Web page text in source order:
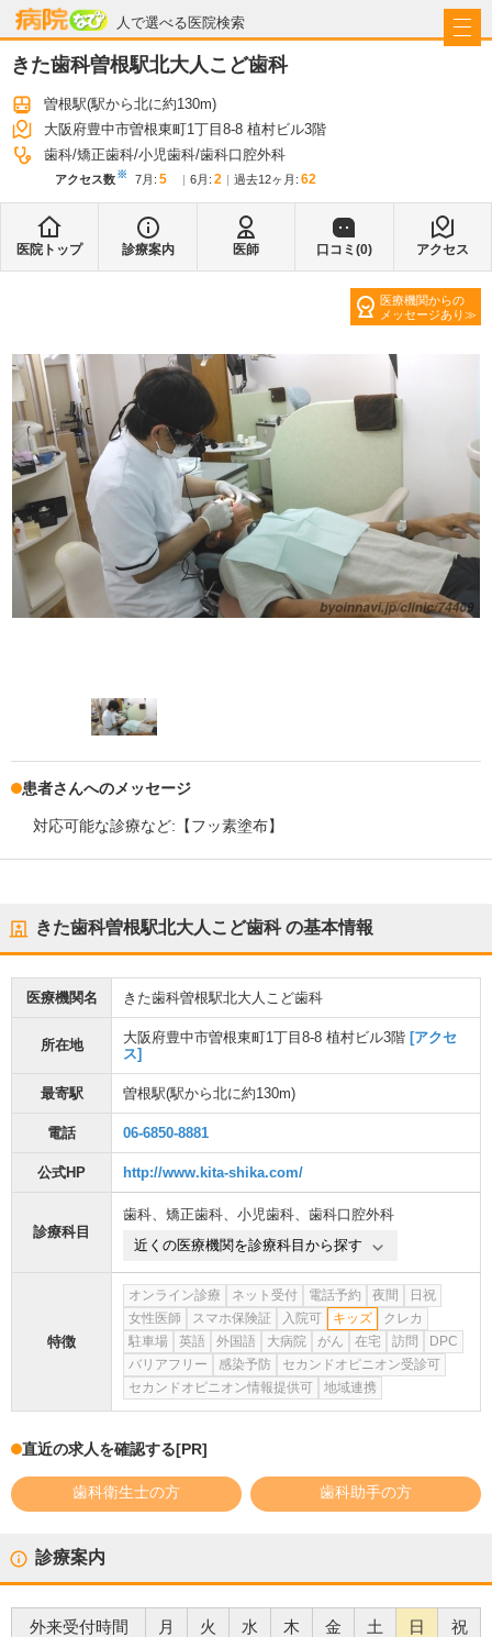
人で選べる医院検索
病院なび
きた歯科曽根駅北大人こど歯科
曽根駅(駅から北に約130m)
大阪府豊中市曽根東町1丁目8-8 植村ビル3階
歯科 矯正歯科 小児歯科 歯科口腔外科
アクセス数※ 7月 : 5 6月 : 2 過去12ヶ月: 62
医院トップ 診療案内 医師 口コミ(0) アクセス
医療機関からの
メッセージあり
患者さんへのメッセージ
対応可能な診療など:【フッ素塗布】
きた歯科曽根駅北大人こど歯科の基本情報
医療機関名 きた歯科曽根駅北大人こど歯科
所在地 大阪府豊中市曽根東町1丁目8-8 植村ビル3階 [アクセ
ス]
最寄駅 曽根駅(駅から北に約130m)
電話 06-6850-8881
公式HP http://www.kita-shika.com/
診療科目
歯科、 矯正歯科、 小児歯科、 歯科口腔外科
近くの医療機関を診療科目から探す
特徴
オンライン診療 ネット受付 電話予約 夜間
日祝
女性医師
スマホ保険証 入院可 キッズ
クレカ
駐車場
英語 外国語 大病院 がん 在宅 訪問
DPC
バリアフリー
感染予防
セカンドオピニオン受診可
セカンドオピニオン情報提供可
地域連携
直近の求人を確認する[PR]
歯科衛生士の方 歯科助手の方
診療案内
外来受付時間 月 火 水 木 金 土 日 祝